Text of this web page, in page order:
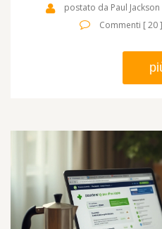
postato da Paul Jackson
Commenti [ 20 ]